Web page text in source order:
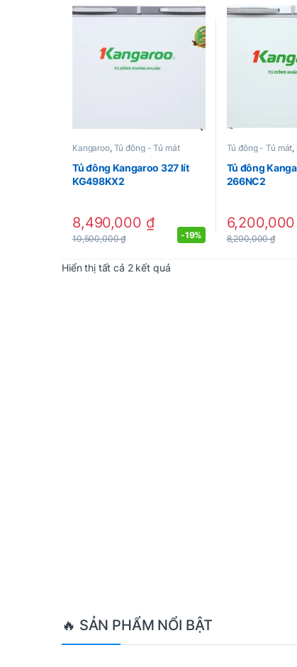
Kangaroo, Tủ đông - Tủ mát
Tủ đông Kangaroo 327 lít
KG498KX2
8,490,000 ₫
10,500,000₫ -19%
Tủ đông - Tủ mát,
Tủ đông
266NC2
6,200,000
8,200,000₫
Hiển thị tất cả 2 kết quảĐược sắp xếp theo mới nhất
Brands Carousel
🔥 SẢN PHẨM NỔI BẬT